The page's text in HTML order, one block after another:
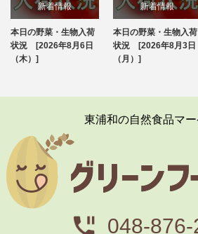
新着情報
ブログ
本日の野菜・生物入荷
状況 [2026年8月6日
（木）]
新着情報
ブログ
本日の野菜・生物入荷
状況 [2026年8月3日
（月）]
東浦和の自然食品マー
048-